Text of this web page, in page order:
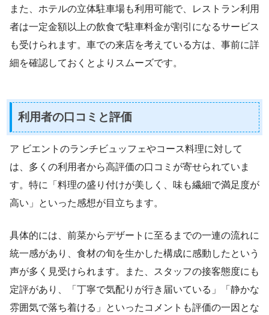
また、ホテルの立体駐車場も利用可能で、レストラン利用
者は一定金額以上の飲食で駐車料金が割引になるサービス
も受けられます。車での来店を考えている方は、事前に詳
細を確認しておくとよりスムーズです。
利用者の口コミと評価
ア ビエントのランチビュッフェやコース料理に対して
は、多くの利用者から高評価の口コミが寄せられていま
す。特に「料理の盛り付けが美しく、味も繊細で満足度が
高い」といった感想が目立ちます。
具体的には、前菜からデザートに至るまでの一連の流れに
統一感があり、食材の旬を生かした構成に感動したという
声が多く見受けられます。また、スタッフの接客態度にも
定評があり、「丁寧で気配りが行き届いている」「静かな
雰囲気で落ち着ける」といったコメントも評価の一因とな